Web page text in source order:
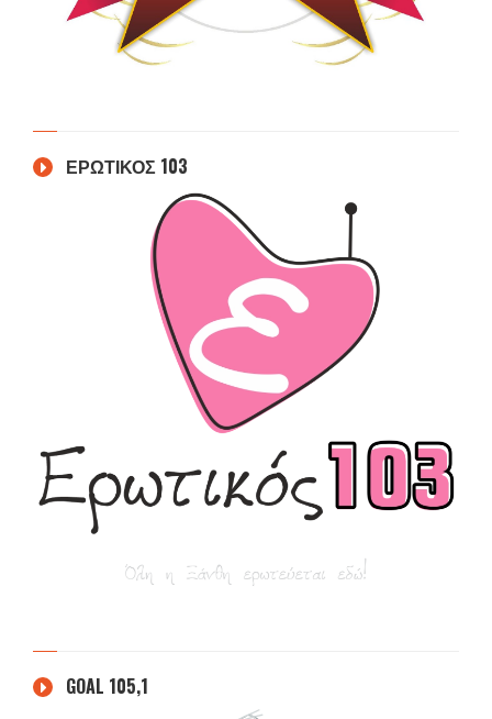
ΕΡΩΤΙΚΟΣ 103
GOAL 105,1